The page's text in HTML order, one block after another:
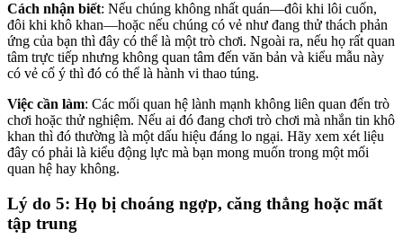
Cách nhận biết: Nếu chúng không nhất quán—đôi khi lôi cuốn,
đôi khi khô khan—hoặc nếu chúng có vẻ như đang thử thách phản
ứng của bạn thì đây có thể là một trò chơi. Ngoài ra, nếu họ rất quan
tâm trực tiếp nhưng không quan tâm đến văn bản và kiểu mẫu này
có vẻ cố ý thì đó có thể là hành vi thao túng.
Việc cần làm: Các mối quan hệ lành mạnh không liên quan đến trò
chơi hoặc thử nghiệm. Nếu ai đó đang chơi trò chơi mà nhắn tin khô
khan thì đó thường là một dấu hiệu đáng lo ngại. Hãy xem xét liệu
đây có phải là kiểu động lực mà bạn mong muốn trong một mối
quan hệ hay không.
Lý do 5: Họ bị choáng ngợp, căng thẳng hoặc mất
tập trung